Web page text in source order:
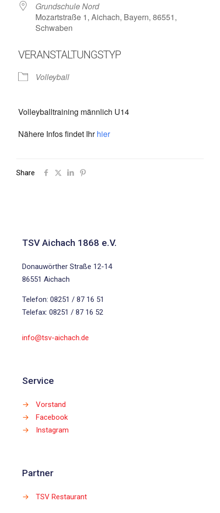
Grundschule Nord
Mozartstraße 1, Aichach, Bayern, 86551,
Schwaben
VERANSTALTUNGSTYP
Volleyball
Volleyballtraining männlich U14
Nähere Infos findet Ihrhier
Share
TSV Aichach 1868 e.V.
Donauwörther Straße 12-14
86551 Aichach
Telefon: 08251 / 87 16 51
Telefax: 08251 / 87 16 52
info@tsv-aichach.de
Service
→
Vorstand
→
Facebook
→
Instagram
Partner
→ TSV Restaurant